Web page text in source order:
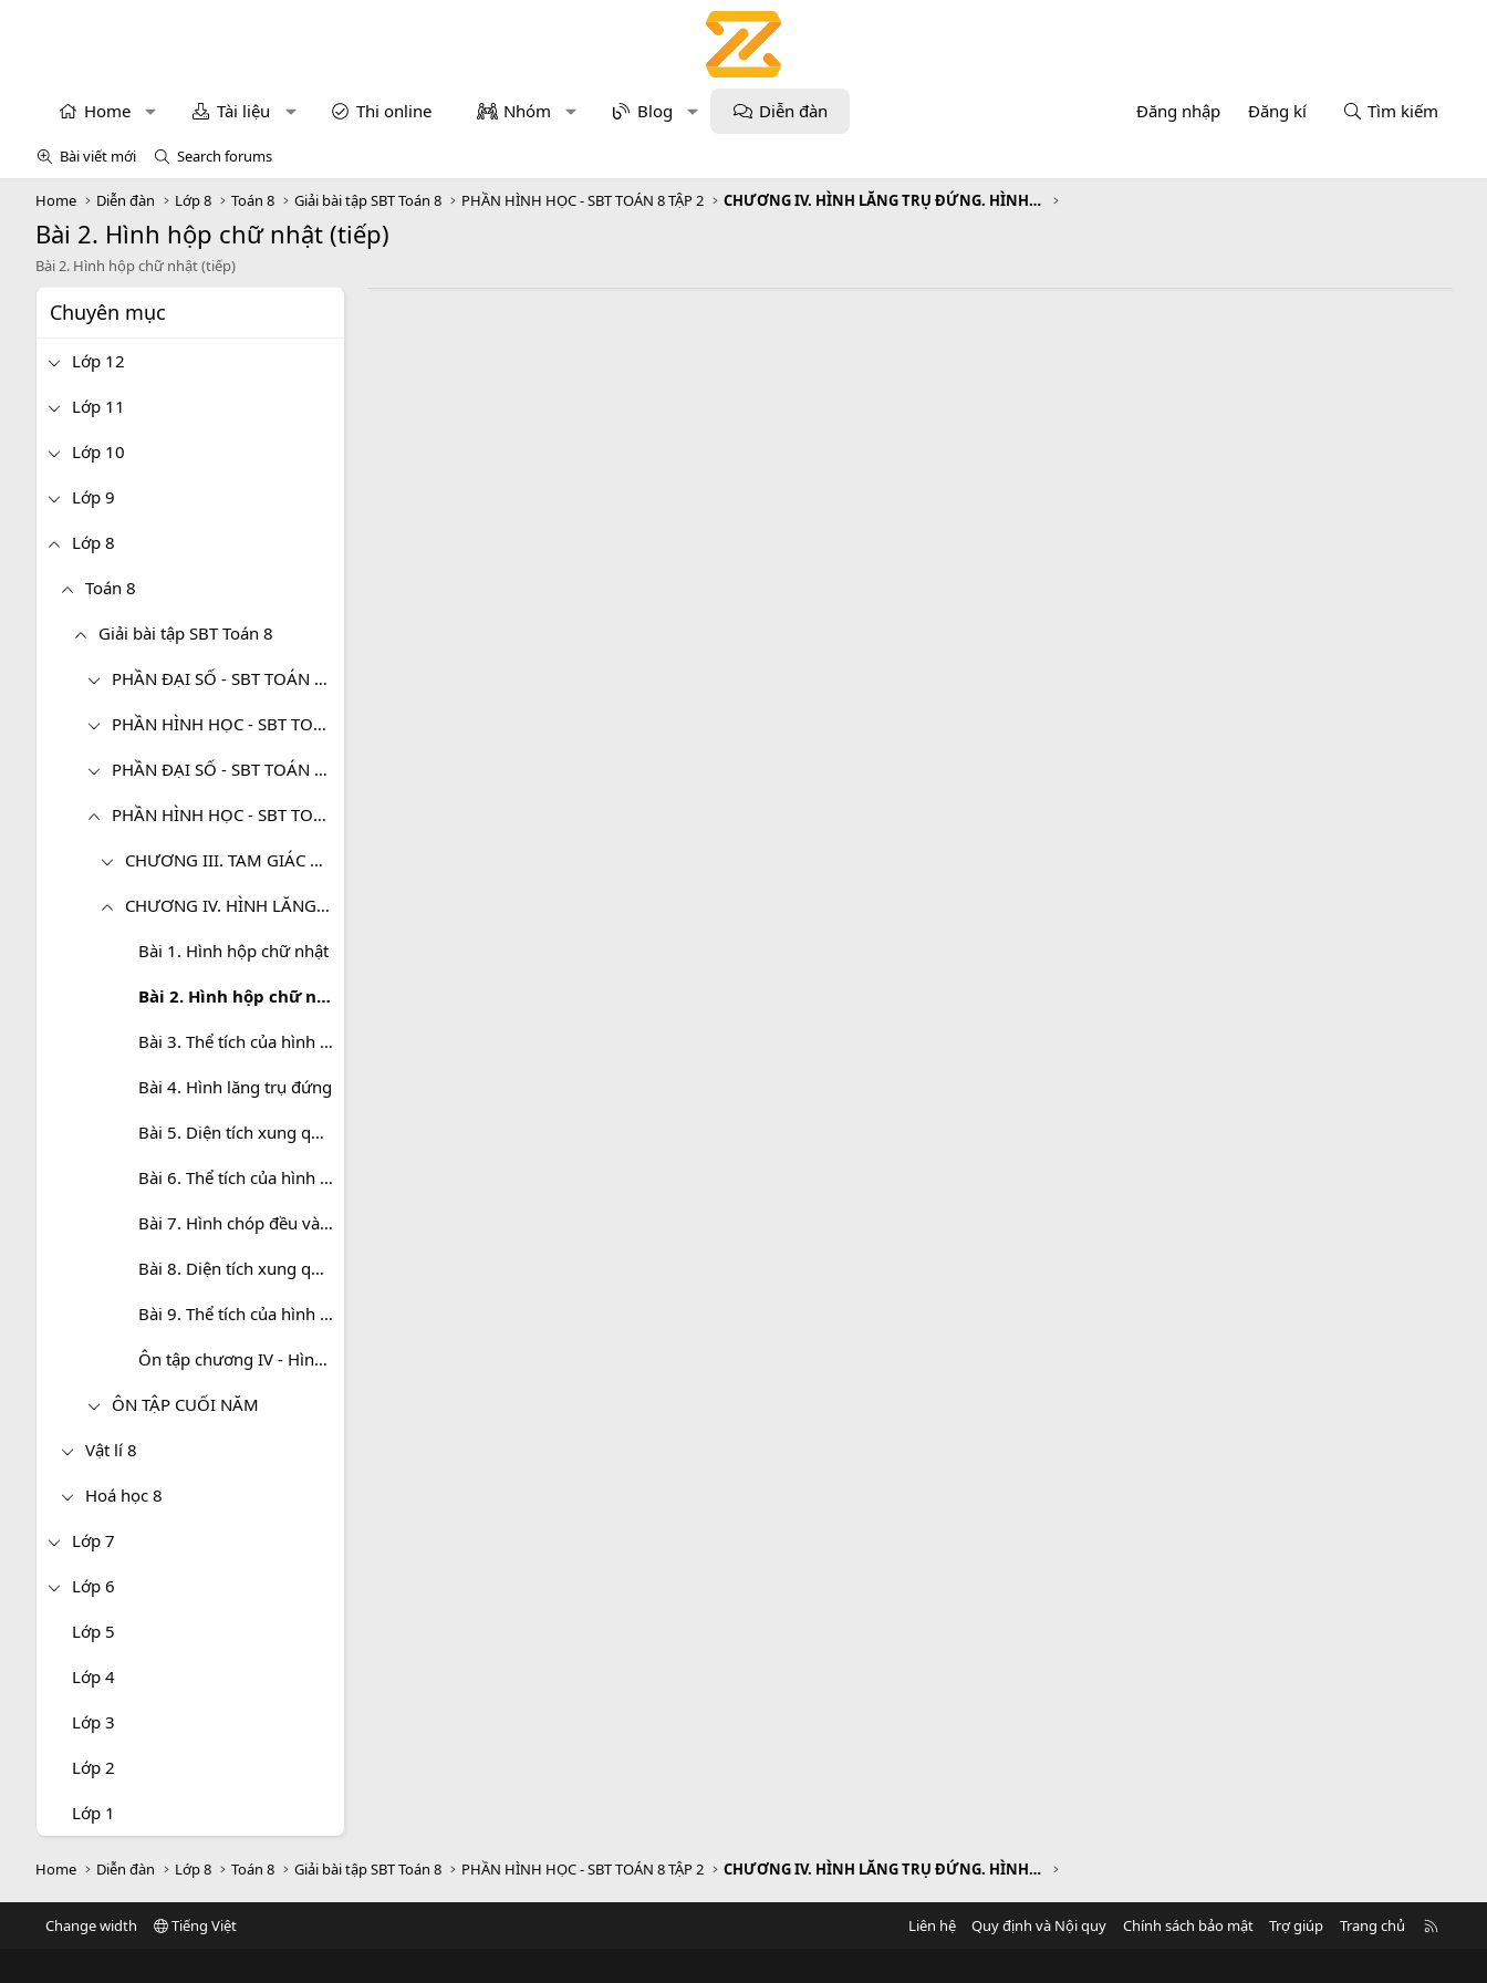
Home Tài liệu Thi online Nhóm Blog Diễn đàn Đăng nhập Đăng kí Tìm kiếm
Bài viết mới Search forums
Home Diễn đàn Lớp 8 Toán 8 Giải bài tập SBT Toán 8 PHẦN HÌNH HỌC - SBT TOÁN 8 TẬP 2 CHƯƠNG IV. HÌNH LĂNG TRỤ ĐỨNG. HÌNH CHÓP ĐỀU
Bài 2. Hình hộp chữ nhật (tiếp)
Bài 2. Hình hộp chữ nhật (tiếp)
Chuyên mục
Lớp 12
Lớp 11
Lớp 10
Lớp 9
Lớp 8
Toán 8
Giải bài tập SBT Toán 8
PHẦN ĐẠI SỐ - SBT TOÁN 8 TẬP 1
PHẦN HÌNH HỌC - SBT TOÁN 8 TẬP 1
PHẦN ĐẠI SỐ - SBT TOÁN 8 TẬP 2
PHẦN HÌNH HỌC - SBT TOÁN 8 TẬP 2
CHƯƠNG III. TAM GIÁC ĐỒNG DẠNG
CHƯƠNG IV. HÌNH LĂNG TRỤ ĐỨNG. HÌNH CHÓP ĐỀU
Bài 1. Hình hộp chữ nhật
Bài 2. Hình hộp chữ nhật (tiếp)
Bài 3. Thể tích của hình hộp chữ nhật
Bài 4. Hình lăng trụ đứng
Bài 5. Diện tích xung quanh của hình lăng trụ đứng
Bài 6. Thể tích của hình lăng trụ đứng
Bài 7. Hình chóp đều và hình chóp cụt đều
Bài 8. Diện tích xung quanh của hình chóp đều
Bài 9. Thể tích của hình chóp đều
Ôn tập chương IV - Hình lăng trụ đứng. Hình chóp đều
ÔN TẬP CUỐI NĂM
Vật lí 8
Hoá học 8
Lớp 7
Lớp 6
Lớp 5
Lớp 4
Lớp 3
Lớp 2
Lớp 1
Home Diễn đàn Lớp 8 Toán 8 Giải bài tập SBT Toán 8 PHẦN HÌNH HỌC - SBT TOÁN 8 TẬP 2 CHƯƠNG IV. HÌNH LĂNG TRỤ ĐỨNG. HÌNH CHÓP ĐỀU
Change width Tiếng Việt Liên hệ Quy định và Nội quy Chính sách bảo mật Trợ giúp Trang chủ